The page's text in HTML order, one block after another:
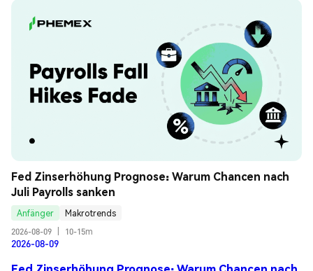
Fed Zinserhöhung Prognose: Warum Chancen nach
Juli Payrolls sanken
Anfänger
Makrotrends
2026-08-09
10-15m
2026-08-09